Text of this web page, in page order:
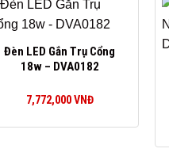
Đèn LED Gắn Trụ Cổng
18w – DVA0182
7,772,000VNĐ